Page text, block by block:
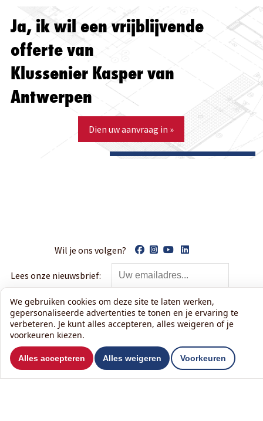
Ja, ik wil een vrijblijvende
offerte van
Klussenier Kasper van
Antwerpen
Dien uw aanvraag in »
Wil je ons volgen?
Lees onze nieuwsbrief:
Contact
Kasper van Antwerpen
Ed Hoornikpad 28
T
M06 5121 3442
We gebruiken cookies om deze site te laten werken,
gepersonaliseerde advertenties te tonen en je ervaring te
verbeteren. Je kunt alles accepteren, alles weigeren of je
voorkeuren kiezen.
Alles accepteren Alles weigeren Voorkeuren